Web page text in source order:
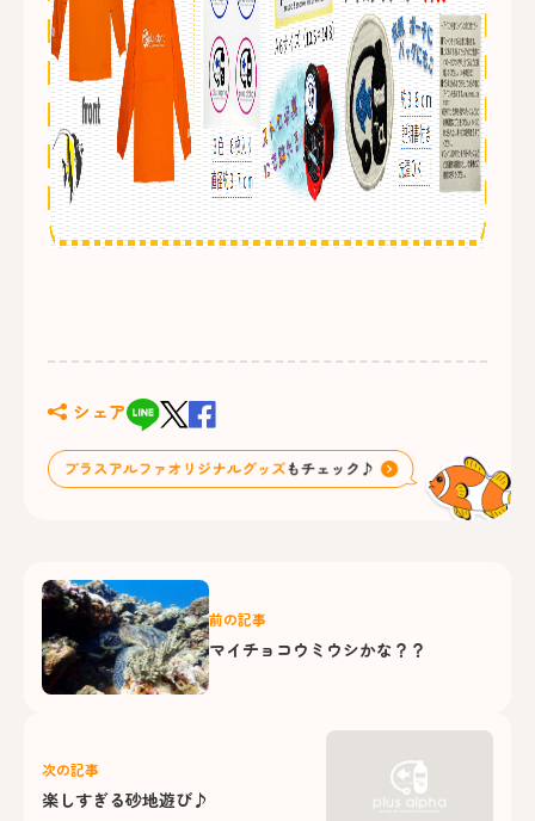
シェア
前の記事
マイチョコウミウシかな？？
次の記事
楽しすぎる砂地遊び♪